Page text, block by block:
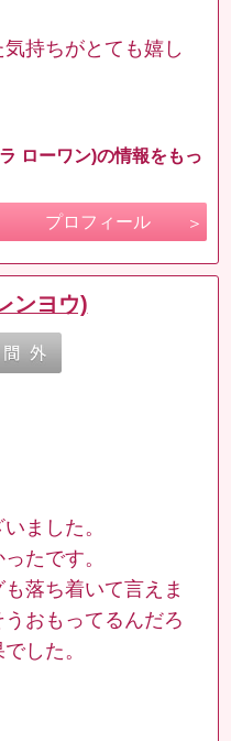
持ちがとても嬉し
ローワン)の情報をもっ
プロフィール
ンヨウ)
ました。
たです。
落ち着いて言えま
おもってるんだろ
した。